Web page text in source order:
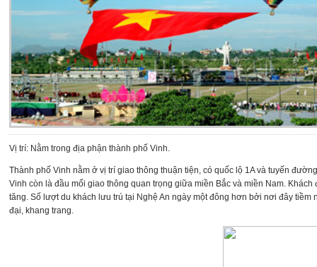
Vị trí: Nằm trong địa phận thành phố Vinh.
Thành phố Vinh nằm ở vị trí giao thông thuận tiện, có quốc lộ 1A và tuyến
Vinh còn là đầu mối giao thông quan trọng giữa miền Bắc và miền Nam.
tăng. Số lượt du khách lưu trú tại Nghệ An ngày một đông hơn bởi nơi đây
đại, khang trang.